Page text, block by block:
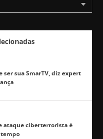
sua SmarTV, diz expert
ataque ciberterrorista é